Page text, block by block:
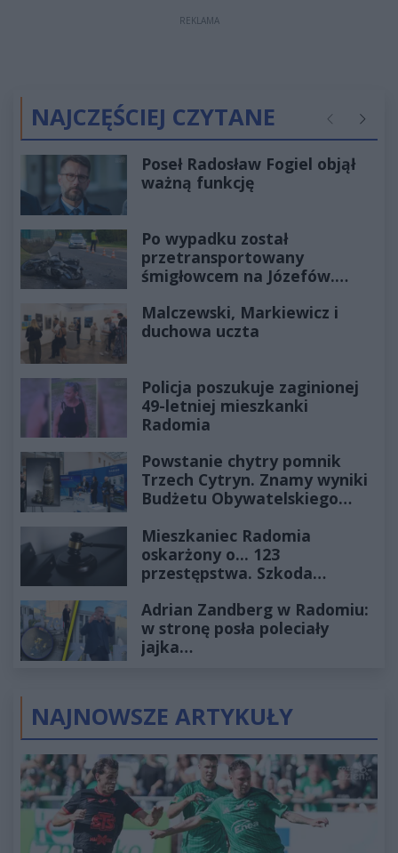
REKLAMA
NAJCZĘŚCIEJ CZYTANE Poprzednie
Poseł Radosław Fogiel objął
ważną funkcję
Po wypadku został
przetransportowany
śmigłowcem na Józefów.
Malczewski, Markiewicz i
duchowa uczta
Policja poszukuje zaginionej
49-letniej mieszkanki
Radomia
Powstanie chytry pomnik
Trzech Cytryn. Znamy wyniki
Budżetu Obywatelskiego
Mieszkaniec Radomia
oskarżony o... 123
przestępstwa. Szkoda
złotych
Adrian Zandberg w Radomiu:
w stronę posła poleciały
jajka…
NAJNOWSZE ARTYKUŁY